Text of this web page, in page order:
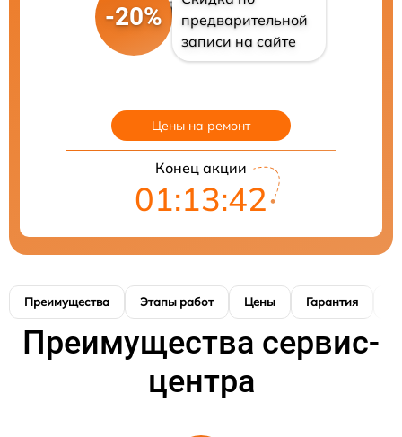
-20%
предварительной
записи на сайте
Цены на ремонт
Конец акции
01:13:41
Преимущества Этапы работ Цены Гарантия
Преимущества сервис-
центра